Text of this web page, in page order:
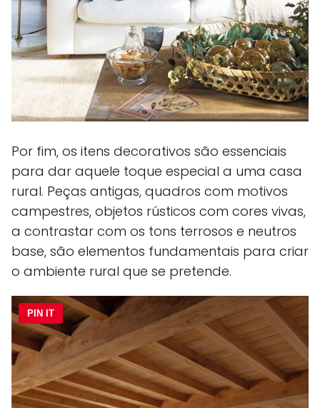
Por fim, os itens decorativos são essenciais
para dar aquele toque especial a uma casa
rural. Peças antigas, quadros com motivos
campestres, objetos rústicos com cores vivas,
a contrastar com os tons terrosos e neutros
base, são elementos fundamentais para criar
o ambiente rural que se pretende.
PIN IT